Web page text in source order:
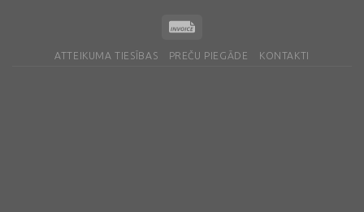
ATTEIKUMA TIESĪBAS PREČU PIEGĀDE KONTAKTI